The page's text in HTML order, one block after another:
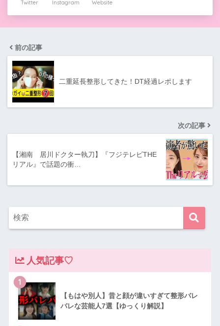
Twitter Instagram Website
前の記事
二重延長整形してきた！DT経過レポします
次の記事
【湘南 居川ドクター執刀】『フジテレビTHE
リアル』で話題の衝…
人気記事♡
1
【もはや別人】昔と顔が違いすぎて整形バレ
バレな芸能人7選【ゆっくり解説】